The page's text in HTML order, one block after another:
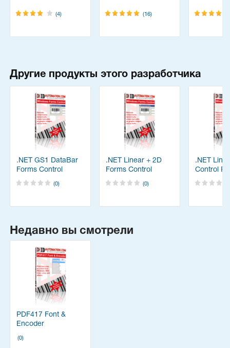
(4) (16)
Другие продукты этого разработчика
.NET GS1 DataBar
Forms Control
Package
(0)
.NET Linear + 2D
Forms Control
Package
(0)
.NET
Control
Недавно вы смотрели
PDF417 Font &
Encoder
(0)